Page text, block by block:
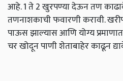
आहे. 1 ते 2 खुरपण्‍या देऊन तण
तणनाशकाची फवारणी करावी.
पाऊस झाल्‍यास आणि योग्‍य
चर खोदून पाणी शेताबाहेर काढून